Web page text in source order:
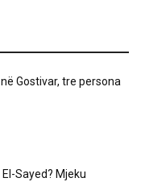
Gostivar, tre persona
Sayed? Mjeku